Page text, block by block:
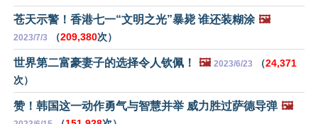
苍天示警！香港七一“文明之光”暴毙 谁还装糊涂 🖼️
2023/7/3 （209,380次）
世界第二富豪妻子的选择令人钦佩！ 🖼️ 2023/6/23 （24,371
次）
赞！韩国这一动作勇气与智慧并举 威力胜过萨德导弹 🖼️